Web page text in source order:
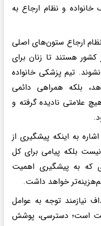
و نظام ارجاع به
ارجاع ستون‌های اصلی
هستند تا زنان برای
تیم پزشکی خانواده
بلکه همراهی دائمی
علامتی نادیده گرفته و
به اینکه پیشگیری از
بلکه پیامی برای کل
که به پیشگیری اهمیت
کم‌هزینه‌تر خواهد داشت.
نیازمند توجه به عوامل
است؛ دسترسی، پوشش